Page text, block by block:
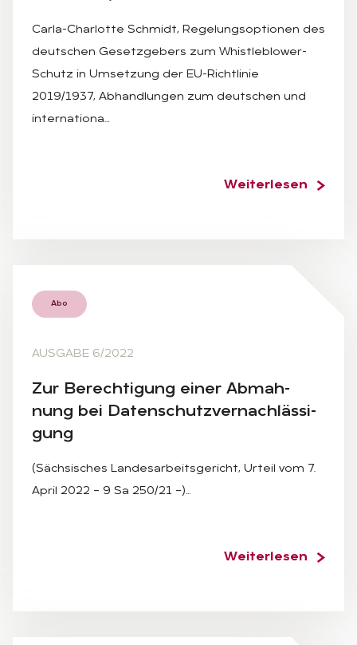
Carla-Charlotte Schmidt, Regelungsoptionen des
deutschen Gesetzgebers zum Whistleblower-
Schutz in Umsetzung der EU-Richtlinie
2019/1937, Abhandlungen zum deutschen und
internationa…
Weiterlesen
Abo
AUSGABE 6/2022
Zur Be­rech­ti­gung ei­ner Ab­mah­
nung bei Da­ten­schutz­ver­nach­läs­si­
gung
(Sächsisches Landesarbeitsgericht, Urteil vom 7.
April 2022 – 9 Sa 250/21 –)…
Weiterlesen